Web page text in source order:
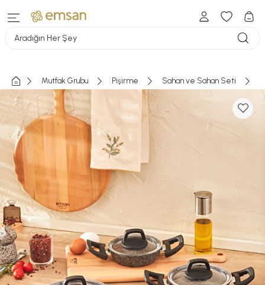
Aradığın Her Şey
Mutfak Grubu Pişirme Sahan ve Sahan Seti